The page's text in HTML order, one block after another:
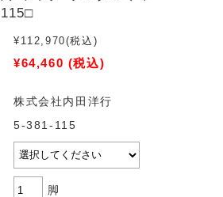
¥112,970(税込)
¥64,460 (税込)
株式会社内田洋行
5-381-115
脚